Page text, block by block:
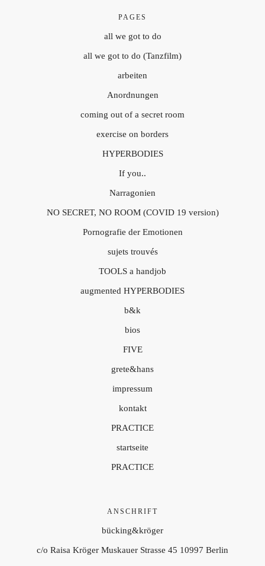
PAGES
all we got to do
all we got to do (Tanzfilm)
arbeiten
Anordnungen
coming out of a secret room
exercise on borders
HYPERBODIES
If you..
Narragonien
NO SECRET, NO ROOM (COVID 19 version)
Pornografie der Emotionen
sujets trouvés
TOOLS a handjob
augmented HYPERBODIES
b&k
bios
FIVE
grete&hans
impressum
kontakt
PRACTICE
startseite
PRACTICE
ANSCHRIFT
bücking&kröger
c/o Raisa Kröger Muskauer Strasse 45 10997 Berlin